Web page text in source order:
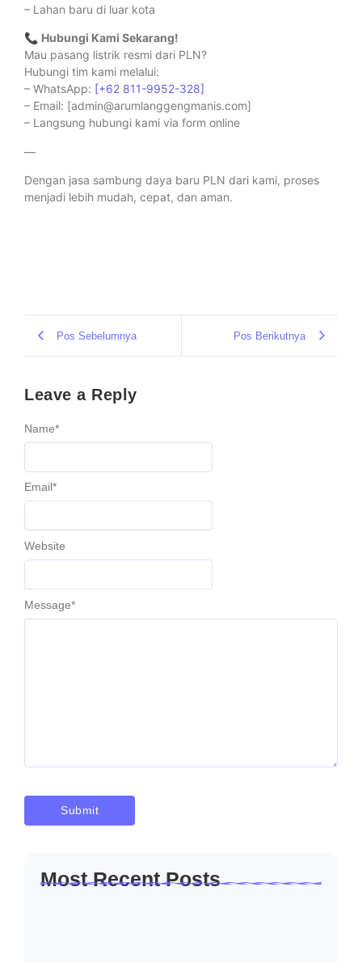
– Lahan baru di luar kota
📞 Hubungi Kami Sekarang!
Mau pasang listrik resmi dari PLN?
Hubungi tim kami melalui:
– WhatsApp: [+62 811-9952-328]
– Email: [admin@arumlanggengmanis.com]
– Langsung hubungi kami via form online
—
Dengan jasa sambung daya baru PLN dari kami, proses
menjadi lebih mudah, cepat, dan aman.
Pos Sebelumnya Pos Berikutnya
Leave a Reply
Message*
Name*
Email*
Website
Most Recent Posts